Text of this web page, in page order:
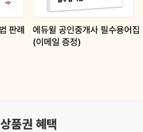
상품권 혜택